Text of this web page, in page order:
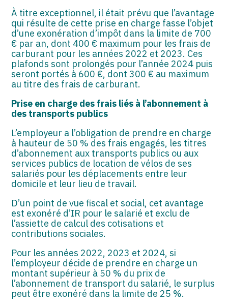
À titre exceptionnel, il était prévu que l’avantage
qui résulte de cette prise en charge fasse l’objet
d’une exonération d’impôt dans la limite de 700
€ par an, dont 400 € maximum pour les frais de
carburant pour les années 2022 et 2023. Ces
plafonds sont prolongés pour l’année 2024 puis
seront portés à 600 €, dont 300 € au maximum
au titre des frais de carburant.
Prise en charge des frais liés à l’abonnement à
des transports publics
L’employeur a l’obligation de prendre en charge
à hauteur de 50 % des frais engagés, les titres
d’abonnement aux transports publics ou aux
services publics de location de vélos de ses
salariés pour les déplacements entre leur
domicile et leur lieu de travail.
D’un point de vue fiscal et social, cet avantage
est exonéré d’IR pour le salarié et exclu de
l’assiette de calcul des cotisations et
contributions sociales.
Pour les années 2022, 2023 et 2024, si
l’employeur décide de prendre en charge un
montant supérieur à 50 % du prix de
l’abonnement de transport du salarié, le surplus
peut être exonéré dans la limite de 25 %.